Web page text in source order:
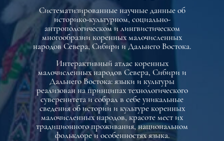
Систематизированные научные данные об
историко-культурном, социально-
антропологическом и лингвистическом
многообразии коренных малочисленных
народов Севера, Сибири и Дальнего Востока.
Интерактивный атлас коренных
малочисленных народов Севера, Сибири и
Дальнего Востока: языки и культуры
реализован на принципах технологического
суверенитета и собрал в себе уникальные
сведения об истории и культуре коренных
малочисленных народов, красоте мест их
традиционного проживания, национальном
фольклоре и особенностях языка.